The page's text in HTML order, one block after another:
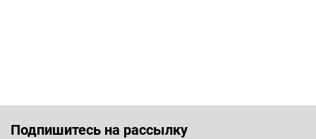
Подпишитесь на рассылку